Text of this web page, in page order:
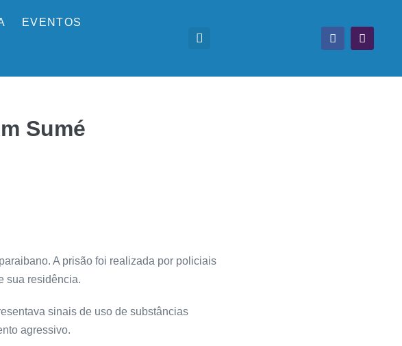
EVENTOS
Sumé
A prisão foi realizada por policiais
sua residência.
sinais de uso de substâncias
agressivo.